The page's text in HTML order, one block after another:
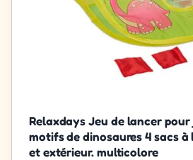
Relaxdays Jeu de lancer
motifs de dinosaures 4 sacs
et extérieur. multicolore